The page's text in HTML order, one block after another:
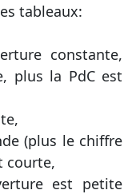
tableaux:
constante,
plus la PdC est
(plus le chiffre
courte,
est petite